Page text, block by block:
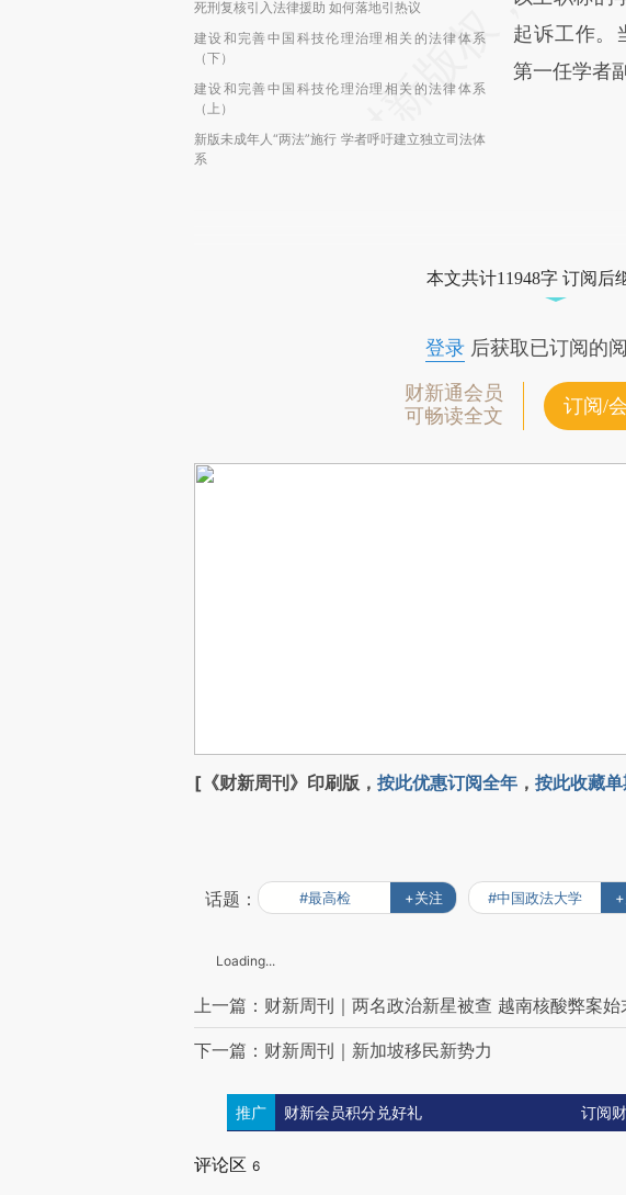
死刑复核引入法律援助 如何落地引热议
建设和完善中国科技伦理治理相关的法律体系
（下）
建设和完善中国科技伦理治理相关的法律体系
（上）
新版未成年人“两法”施行 学者呼吁建立独立司法体
系
起诉工作。
第一任学者
本文共计11948字 订阅后
登录后获取已订阅的
财新通会员
可畅读全文
订阅/
[《财新周刊》印刷版， 按此优惠订阅全年 ， 按此收藏
话题： #最高检 +关注 #中国政法大学
Loading...
上一篇：财新周刊｜两名政治新星被查 越南核酸弊案始
下一篇：财新周刊｜新加坡移民新势力
推广 财新会员积分兑好礼 订阅
评论区 6